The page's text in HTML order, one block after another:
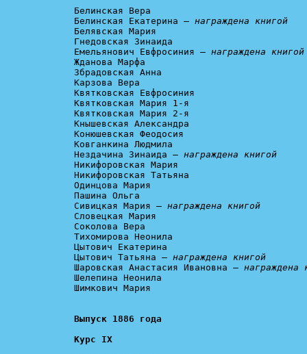
Белинская Вера
Белинская Екатерина – награждена книгой
Белявская Мария
Гнедовская Зинаида
Емельянович Евфросиния – награждена книгой
Жданова Марфа
Збрадовская Анна
Карзова Вера
Квятковская Евфросиния
Квятковская Мария 1-я
Квятковская Мария 2-я
Кнышевская Александра
Конюшевская Феодосия
Ковганкина Людмила
Нездачина Зинаида – награждена книгой
Никифоровская Мария
Никифоровская Татьяна
Одинцова Мария
Пашина Ольга
Сивицкая Мария – награждена книгой
Словецкая Мария
Соколова Вера
Тихомирова Неонила
Цытович Екатерина
Цытович Татьяна – награждена книгой
Шаровская Анастасия Ивановна – награждена
Шелепина Неонила
Шимкович Мария
Курс IX